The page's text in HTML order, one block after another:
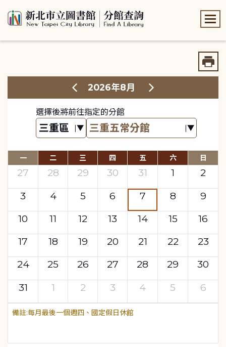
2026年8月
選擇後將前往指定的分館
一 二 三 四 五 六 日
27 28 29 30 31 1
2
3
4 5 6 7 8
9
10
11 12 13 14 15
16
17
18 19 20 21 22
23
24
25 26 27 28 29
30
31
1 2 3 4 5 6
每月最後一個週四、國定假日休館